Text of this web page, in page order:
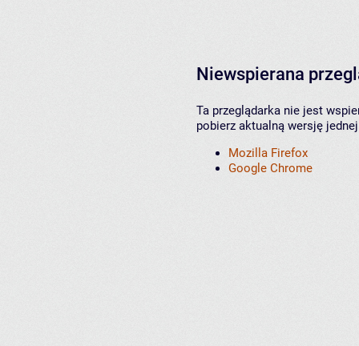
Niewspierana
Ta przeglądarka nie jest
pobierz aktualną wersję
Mozilla Firefox
Google Chrome